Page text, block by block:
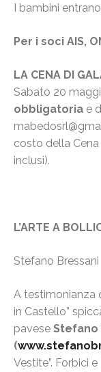
I bambini
Per i soci AIS,
LA CENA DI
Sabato 20
obbligatoria e
costo della Cena
inclusi).
L’ARTE A
Stefano Bressani
A testimonianza
in Castello”
pavese Stefano
(
Vestite”. Forbici